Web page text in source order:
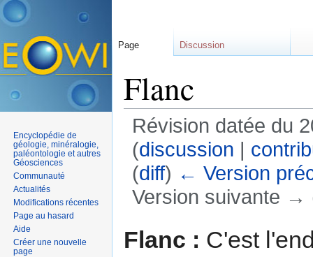
Flanc
Révision datée du
(discussion |
(diff) ← Version
Version suivante →
Flanc : C'est
Page Discussion
Encyclopédie de
géologie, minéralogie,
paléontologie et autres
Géosciences
Communauté
Actualités
Modifications récentes
Page au hasard
Aide
Créer une nouvelle
page